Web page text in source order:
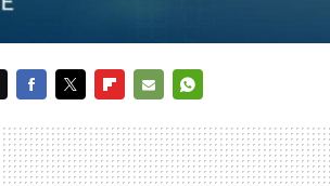
MAIL